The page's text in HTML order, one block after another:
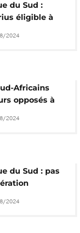
du Sud :
éligible à
2024
Africains
opposés à
de
2024
du Sud : pas
pour
Pistorius
2024